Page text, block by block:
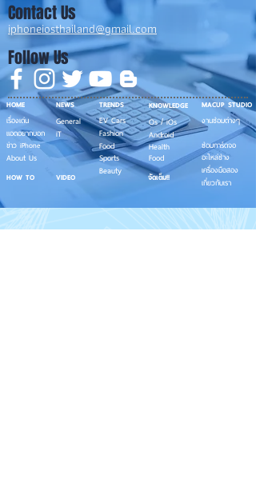
iphoneiosthailand@gmail.com
Contact Us
Follow Us
TRENDS
EV Cars
Fashion
Food
Sports
Beauty
KNOWLEDGE
Os / iOs
Android
Health
Food
MACUP STUDIO
งานซ่อมต่างๆ
ซ่อมการ์ดจอ
อะไหล่ช่าง
เครื่องมือสอง
เกี่ยวกับเรา
NEWS
General
iT
HOME
เรื่องเด่น
แอดอยากบอก
About Us
ข่าว iPhone
จัดเต็ม!!
HOW TO VIDEO